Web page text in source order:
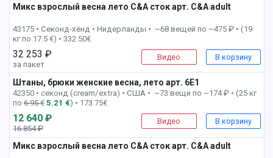
Микс взрослый весна лето C&A сток арт. C&A adult
43175 • Секонд-хенд • Нидерланды • ~68 вещей по ~475 ₽ • (19
кг по 17.5 €) • 332.50€
32 253 ₽
за пакет
Видео В корзину
Штаны, брюки женские весна, лето арт. 6E1
42350 • секонд (cream/extra) • США • ~73 вещи по ~174 ₽ • (25 кг
по 6.95 € 5.21 €) • 173.75€
12 640 ₽
16 854 ₽
Видео В корзину
Микс взрослый весна лето C&A сток арт. C&A adult